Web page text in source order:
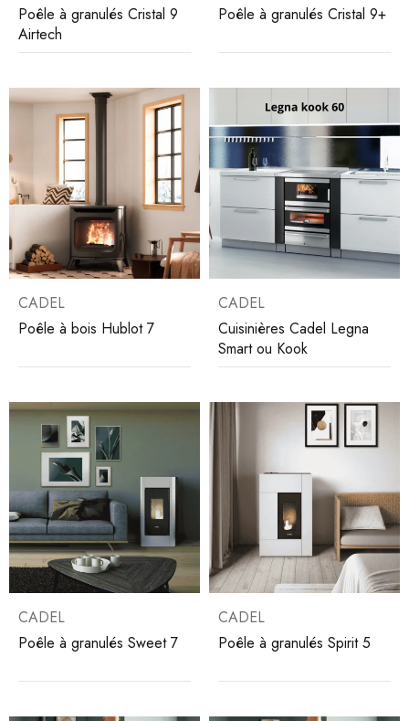
Poêle à granulés Cristal 9
Airtech
Poêle à granulés Cristal 9+
CADEL
Poêle à bois Hublot 7
CADEL
Cuisinières Cadel Legna
Smart ou Kook
CADEL
Poêle à granulés Sweet 7
CADEL
Poêle à granulés Spirit 5